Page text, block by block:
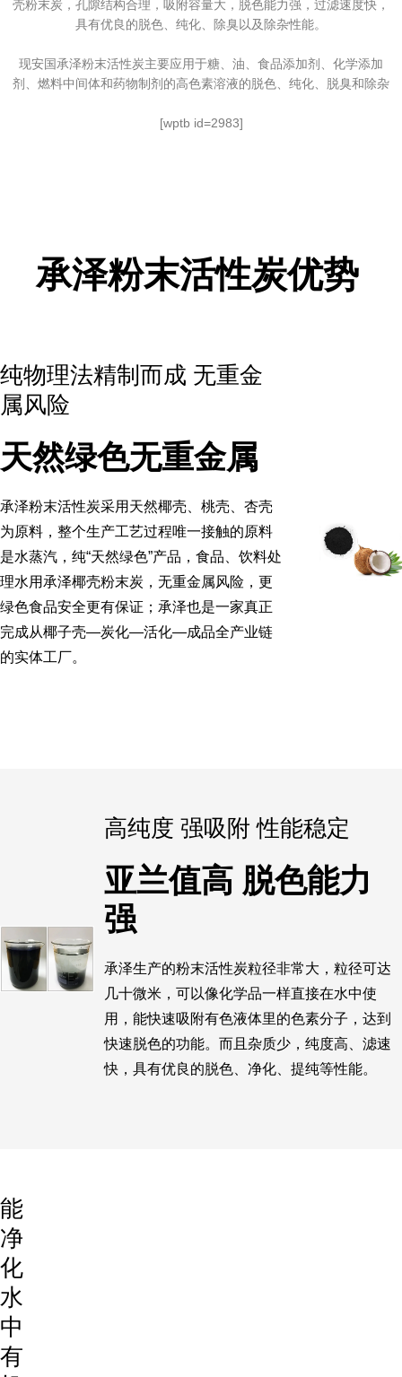
壳粉末炭，孔隙结构合理，吸附容量大，脱色能力强，过滤速度快，
具有优良的脱色、纯化、除臭以及除杂性能。
现安国承泽粉末活性炭主要应用于糖、油、食品添加剂、化学添加
剂、燃料中间体和药物制剂的高色素溶液的脱色、纯化、脱臭和除杂
[wptb id=2983]
承泽粉末活性炭优势
纯物理法精制而成 无重金
属风险
天然绿色无重金属
承泽粉末活性炭采用天然椰壳、桃壳、杏壳
为原料，整个生产工艺过程唯一接触的原料
是水蒸汽，纯“天然绿色”产品，食品、饮料处
理水用承泽椰壳粉末炭，无重金属风险，更
绿色食品安全更有保证；承泽也是一家真正
完成从椰子壳—炭化—活化—成品全产业链
的实体工厂。
高纯度 强吸附 性能稳定
亚兰值高 脱色能力
强
承泽生产的粉末活性炭粒径非常大，粒径可达
几十微米，可以像化学品一样直接在水中使
用，能快速吸附有色液体里的色素分子，达到
快速脱色的功能。而且杂质少，纯度高、滤速
快，具有优良的脱色、净化、提纯等性能。
能
净
化
水
中
有